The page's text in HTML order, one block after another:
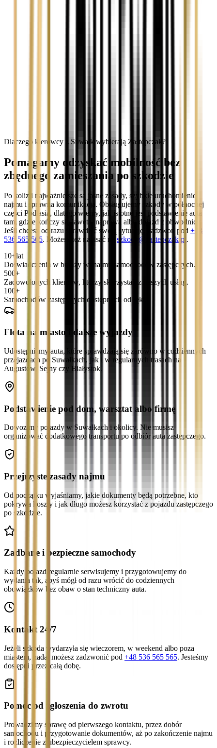
Dlaczego kierowcy z Suwałk wybierają Zastępczak?
Pomagamy odzyskać mobilność bez
zbędnego zamieszania po szkodzie
Po kolizji najważniejsze są jasne zasady, szybkie uruchomienie
najmu i sprawna komunikacja. Obsługujemy szkody w północnej
części Podlasia, dlatego wiemy, jak istotne jest podstawienie auta
tam, gdzie kończy się laweta, naprawa albo dojazd z obwodnicy.
Jeśli chcesz od razu sprawdzić swoją sytuację, zadzwoń pod +48
536 565 565. Możesz też napisać na szkody@zastepczak.pl.
10+ lat
Doświadczenia w branży wynajmu samochodów zastępczych.
500+
Zadowolonych klientów, którzy skorzystali z naszych usług.
100+
Samochodów zastępczych dostępnych od ręki.
Flota na miasto i dalsze wyjazdy
Udostępniamy auta, które sprawdzają się zarówno w codziennych
przejazdach po Suwałkach, jak i w regularnych trasach na
Augustów, Sejny czy Białystok.
Podstawienie pod dom, warsztat albo firmę
Dowozimy pojazdy w Suwałkach i okolicy. Nie musisz
organizować dodatkowego transportu po odbiór auta zastępczego.
Przejrzyste zasady najmu
Od początku wyjaśniamy, jakie dokumenty będą potrzebne, kto
pokrywa koszty i jak długo możesz korzystać z pojazdu zastępczego
po szkodzie.
Zadbane i bezpieczne samochody
Każdy pojazd regularnie serwisujemy i przygotowujemy do
wydania tak, abyś mógł od razu wrócić do codziennych
obowiązków bez obaw o stan techniczny auta.
Kontakt 24/7
Jeżeli szkoda wydarzyła się wieczorem, w weekend albo poza
miastem, nadal możesz zadzwonić pod +48 536 565 565. Jesteśmy
dostępni przez całą dobę.
Pomoc od zgłoszenia do zwrotu
Prowadzimy sprawę od pierwszego kontaktu, przez dobór
samochodu i przygotowanie dokumentów, aż po zakończenie najmu
i rozliczenie z ubezpieczycielem sprawcy.